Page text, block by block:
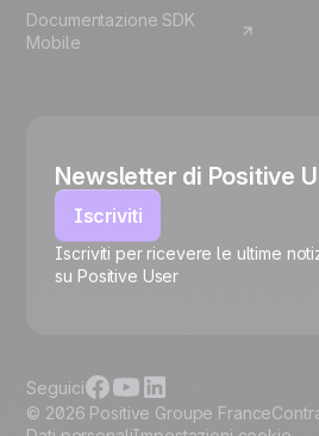
Documentazione SDK
Mobile
Newsletter di Positive
Iscriviti
Iscriviti per ricevere le ultime
su Positive User
© 2026 Positive Groupe France
Seguici